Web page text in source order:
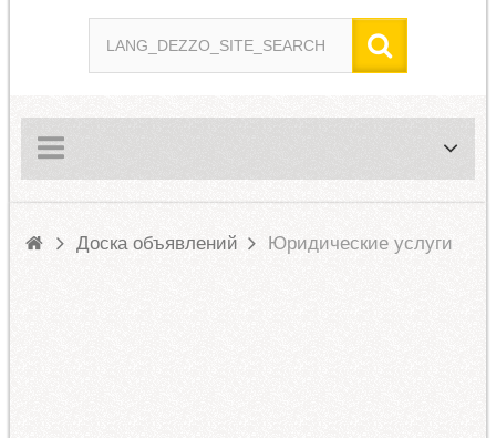
Доска объявлений Юридические услуги